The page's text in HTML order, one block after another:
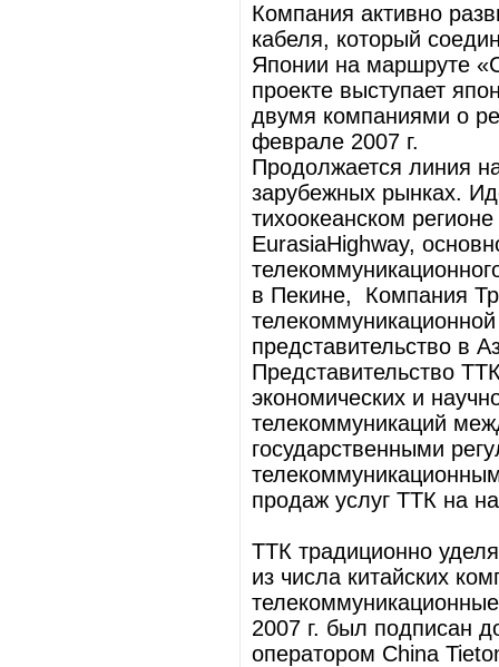
Компания активно
кабеля, который
Японии на маршруте
проекте выступает
двумя компаниями о
феврале 2007 г.
Продолжается линия
зарубежных рынках.
тихоокеанском
EurasiaHighway,
в Пекине, Компания
представительство в
Представительство
экономических и
телекоммуникаций
государственными
продаж услуг ТТК на
ТТК традиционно
из числа китайских
2007 г. был подписан
оператором China